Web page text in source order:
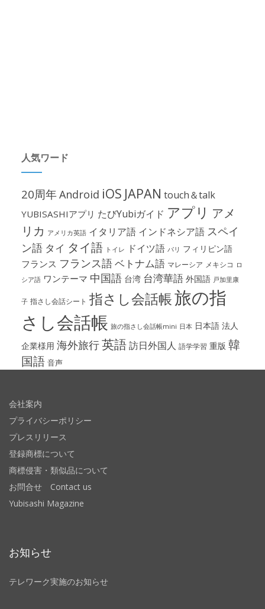
人気ワード
20周年Android iOS JAPAN touch＆talk
YUBISASHIアプリ たびYubiガイド アプリ アメ
リカ アメリカ英語 イタリア語 インドネシア語 スペイ
ン語 タイ タイ語 トイレ ドイツ語 パリ フィリピン語
フランス フランス語ベトナム語 マレーシア メキシコ ロ
シア語 ワンテーマ 中国語 台湾 台湾華語 外国語 戸加里康
子 指さし会話シート 指さし会話帳旅の指
さし会話帳 旅の指さし会話帳mini 日本 日本語 法人
企業様用 海外旅行英語訪日外国人 語学学習 重版 韓
国語 音声
会社案内
プライバシーポリシー
プレスリリース
登録商標について
商標侵害・類似品について
お問合せ Contact us
Yubisashi Magazine
お知らせ
テレワーク実施のお知らせ